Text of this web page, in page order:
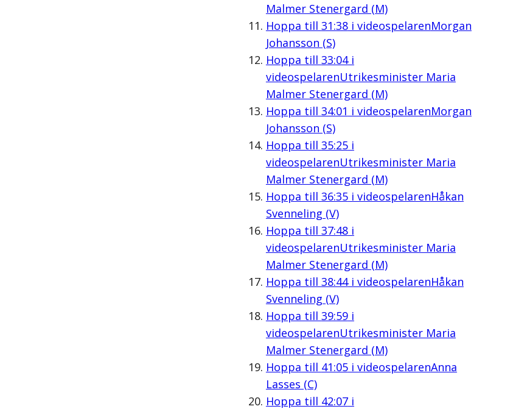
Malmer Stenergard (M)
Hoppa till 31:38i videospelarenMorgan
Johansson (S)
Hoppa till 33:04i
videospelarenUtrikesminister Maria
Malmer Stenergard (M)
Hoppa till 34:01 i videospelarenMorgan
Johansson (S)
Hoppa till 35:25i
videospelarenUtrikesminister Maria
Malmer Stenergard (M)
Hoppa till 36:35i videospelarenHåkan
Svenneling (V)
Hoppa till 37:48i
videospelarenUtrikesminister Maria
Malmer Stenergard (M)
Hoppa till 38:44i videospelarenHåkan
Svenneling (V)
Hoppa till 39:59i
videospelarenUtrikesminister Maria
Malmer Stenergard (M)
Hoppa till 41:05i videospelarenAnna
Lasses (C)
Hoppa till 42:07i